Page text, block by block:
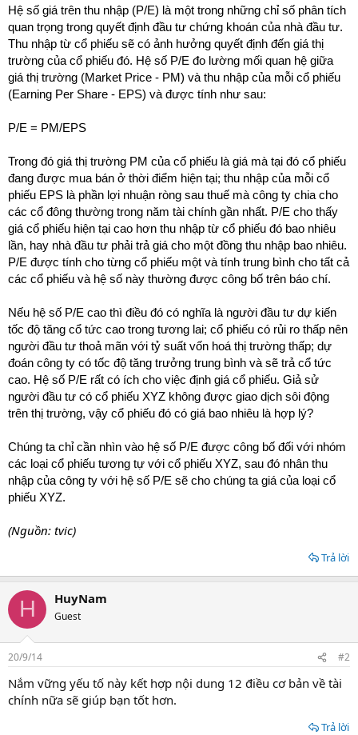
Hệ số giá trên thu nhập (P/E) là một trong những chỉ số phân tích
quan trọng trong quyết định đầu tư chứng khoán của nhà đầu tư.
Thu nhập từ cổ phiếu sẽ có ảnh hưởng quyết định đến giá thị
trường của cổ phiếu đó. Hệ số P/E đo lường mối quan hệ giữa
giá thị trường (Market Price - PM) và thu nhập của mỗi cổ phiếu
(Earning Per Share - EPS) và được tính như sau:
P/E = PM/EPS
Trong đó giá thị trường PM của cổ phiếu là giá mà tại đó cổ phiếu
đang được mua bán ở thời điểm hiện tại; thu nhập của mỗi cổ
phiếu EPS là phần lợi nhuận ròng sau thuế mà công ty chia cho
các cổ đông thường trong năm tài chính gần nhất. P/E cho thấy
giá cổ phiếu hiện tại cao hơn thu nhập từ cổ phiếu đó bao nhiêu
lần, hay nhà đầu tư phải trả giá cho một đồng thu nhập bao nhiêu.
P/E được tính cho từng cổ phiếu một và tính trung bình cho tất cả
các cổ phiếu và hệ số này thường được công bố trên báo chí.
Nếu hệ số P/E cao thì điều đó có nghĩa là người đầu tư dự kiến
tốc độ tăng cổ tức cao trong tương lai; cổ phiếu có rủi ro thấp nên
người đầu tư thoả mãn với tỷ suất vốn hoá thị trường thấp; dự
đoán công ty có tốc độ tăng trưởng trung bình và sẽ trả cổ tức
cao. Hệ số P/E rất có ích cho việc định giá cổ phiếu. Giả sử
người đầu tư có cổ phiếu XYZ không được giao dịch sôi động
trên thị trường, vậy cổ phiếu đó có giá bao nhiêu là hợp lý?
Chúng ta chỉ cần nhìn vào hệ số P/E được công bố đối với nhóm
các loại cổ phiếu tương tự với cổ phiếu XYZ, sau đó nhân thu
nhập của công ty với hệ số P/E sẽ cho chúng ta giá của loại cổ
phiếu XYZ.
(Nguồn: tvic)
Trả lời
H HuyNam
Guest
20/9/14 #2
Nắm vững yếu tố này kết hợp nội dung 12 điều cơ bản về tài
chính nữa sẽ giúp bạn tốt hơn.
Trả lời